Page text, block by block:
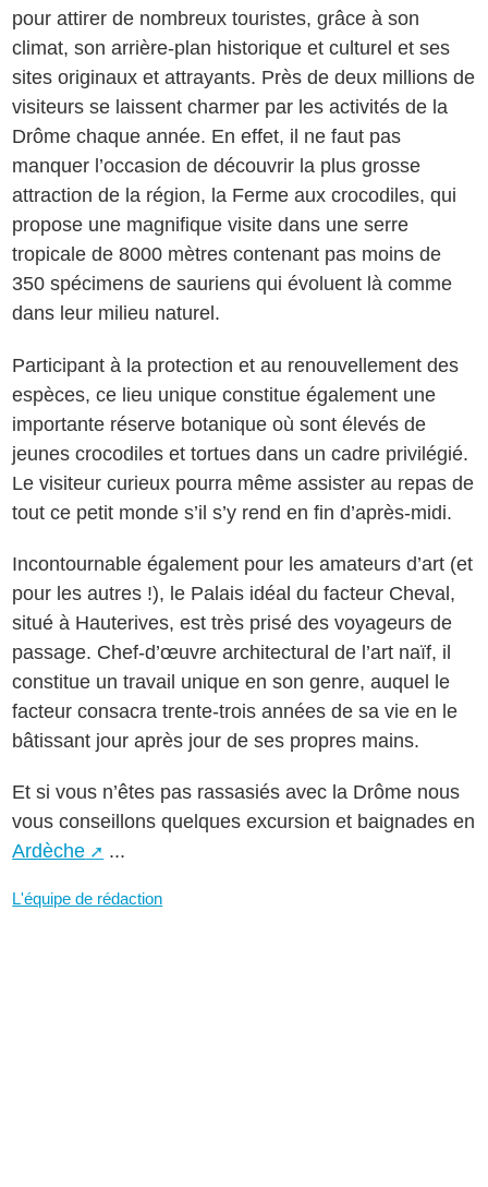
pour attirer de nombreux touristes, grâce à son
climat, son arrière-plan historique et culturel et ses
sites originaux et attrayants. Près de deux millions de
visiteurs se laissent charmer par les activités de la
Drôme chaque année. En effet, il ne faut pas
manquer l’occasion de découvrir la plus grosse
attraction de la région, la Ferme aux crocodiles, qui
propose une magnifique visite dans une serre
tropicale de 8000 mètres contenant pas moins de
350 spécimens de sauriens qui évoluent là comme
dans leur milieu naturel.
Participant à la protection et au renouvellement des
espèces, ce lieu unique constitue également une
importante réserve botanique où sont élevés de
jeunes crocodiles et tortues dans un cadre privilégié.
Le visiteur curieux pourra même assister au repas de
tout ce petit monde s’il s’y rend en fin d’après-midi.
Incontournable également pour les amateurs d’art (et
pour les autres !), le Palais idéal du facteur Cheval,
situé à Hauterives, est très prisé des voyageurs de
passage. Chef-d’œuvre architectural de l’art naïf, il
constitue un travail unique en son genre, auquel le
facteur consacra trente-trois années de sa vie en le
bâtissant jour après jour de ses propres mains.
Et si vous n’êtes pas rassasiés avec la Drôme nous
vous conseillons quelques excursion et baignades en
Ardèche
...
L'équipe de rédaction